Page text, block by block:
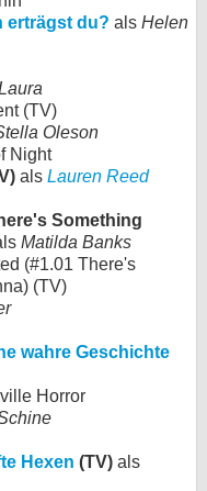
erträgst du? als Helen
(TV)
Oleson
Night
als Lauren Reed
Something
Matilda Banks
(#1.01 There's
(TV)
wahre Geschichte
Horror
Hexen (TV) als